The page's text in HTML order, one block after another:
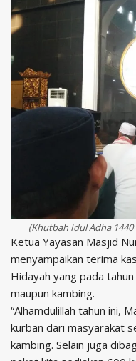
(Khutbah Idul Adha
Ketua Yayasan Masjid
menyampaikan terima
Hidayah yang pada
maupun kambing.
“Alhamdulillah tahun ini,
kurban dari masyarakat
kambing. Selain juga